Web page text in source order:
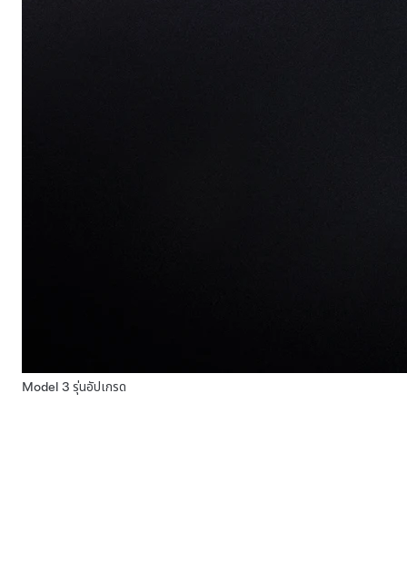
Model 3 รุ่นอัปเกรด